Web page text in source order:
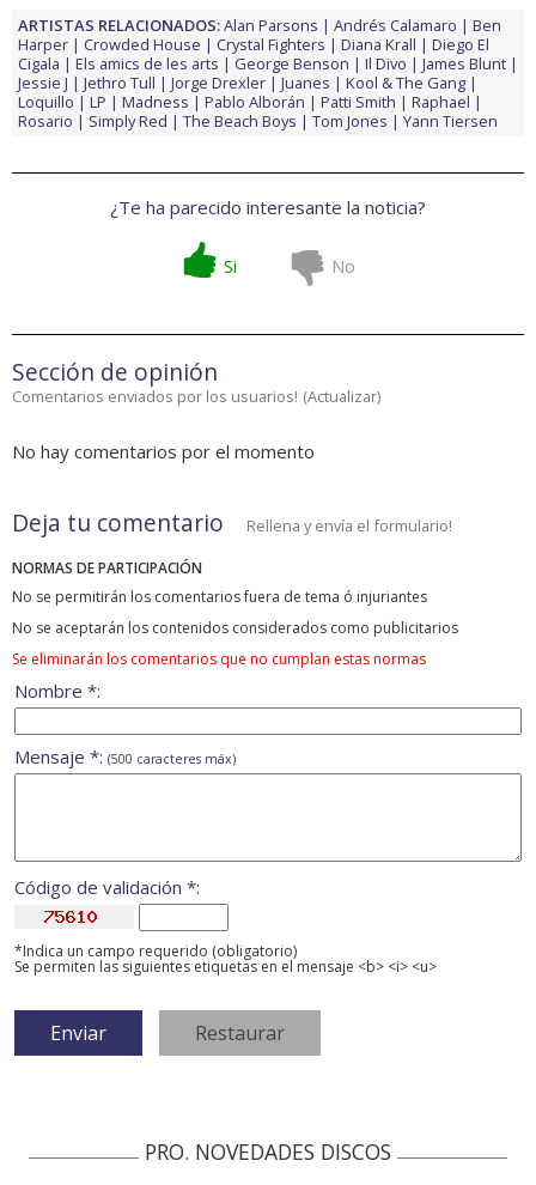
ARTISTAS RELACIONADOS:Alan Parsons Andrés Calamaro
Ben
Harper
Crowded House Crystal Fighters Diana Krall
Diego El
Cigala
Els amics de les arts George Benson Il Divo
James Blunt
Jessie J
Jethro Tull Jorge Drexler Juanes
Kool & The Gang
Loquillo
LP Madness Pablo Alborán Patti Smith
Raphael
Rosario
Simply Red The Beach Boys Tom Jones Yann Tiersen
¿Te ha parecido interesante la noticia?
Si No
Sección de opinión
Comentarios enviados por los usuarios! (Actualizar)
No hay comentarios por el momento
Deja tu comentario Rellena y envía el formulario!
NORMAS DE PARTICIPACIÓN
No se permitirán los comentarios fuera de tema ó injuriantes
No se aceptarán los contenidos considerados como publicitarios
Se eliminarán los comentarios que no cumplan estas normas
Nombre *:
Mensaje *: (500 caracteres máx)
Código de validación *:
*Indica un campo requerido (obligatorio)
Se permiten las siguientes etiquetas en el mensaje <b> <i> <u>
PRO. NOVEDADES DISCOS